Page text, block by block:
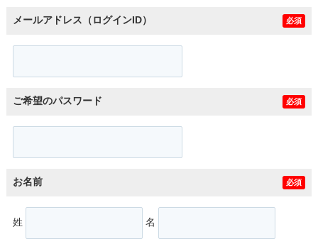
メールアドレス（ログインID） 必須
ご希望のパスワード 必須
お名前 必須
姓 名